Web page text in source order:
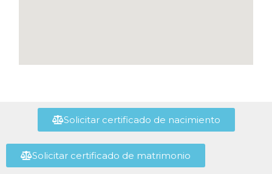
Solicitar certificado de nacimiento
Solicitar certificado de matrimonio